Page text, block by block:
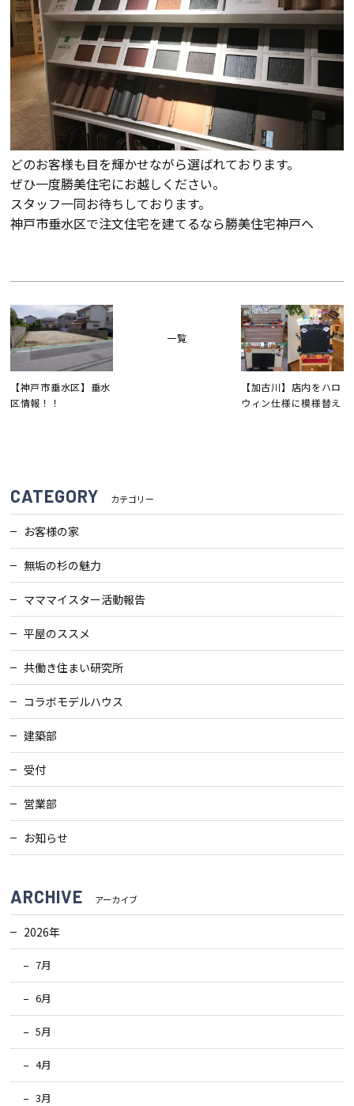
どのお客様も目を輝かせながら選ばれております。
ぜひ一度勝美住宅にお越しください。
スタッフ一同お待ちしております。
神戸市垂水区で注文住宅を建てるなら勝美住宅神戸へ
【神戸市垂水区】垂水
区情報！！
一覧
【加古川】店内をハロ
ウィン仕様に模様替え
CATEGORY カテゴリー
お客様の家
無垢の杉の魅力
マママイスター活動報告
平屋のススメ
共働き住まい研究所
コラボモデルハウス
建築部
受付
営業部
お知らせ
ARCHIVE アーカイブ
2026年
7月
6月
5月
4月
3月